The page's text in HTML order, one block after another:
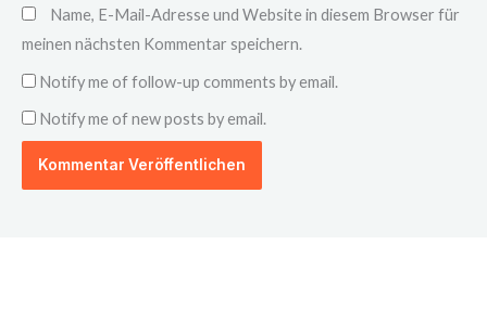
Name, E-Mail-Adresse und Website in diesem Browser für
meinen nächsten Kommentar speichern.
Notify me of follow-up comments by email.
Notify me of new posts by email.